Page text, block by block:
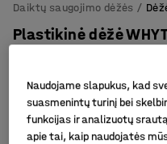
Daiktų saugojimo dėžės
Plastikinė dėžė
Prekės kodas: 254821
Naudojame slapukus, kad
suasmenintų turinį bei
funkcijas ir analizuotų
apie tai, kaip naudojatės